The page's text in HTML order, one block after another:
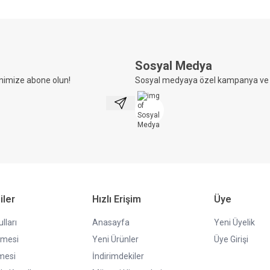
abone olun!
Kayıt Ol
Sosyal Medya
Sosyal medyaya özel kampanya
Hızlı Erişim
Anasayfa
Yeni Ürünler
İndirimdekiler
Üye
Yeni Üyelik
Üye Girişi